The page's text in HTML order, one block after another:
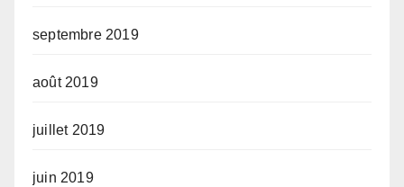
septembre 2019
août 2019
juillet 2019
juin 2019